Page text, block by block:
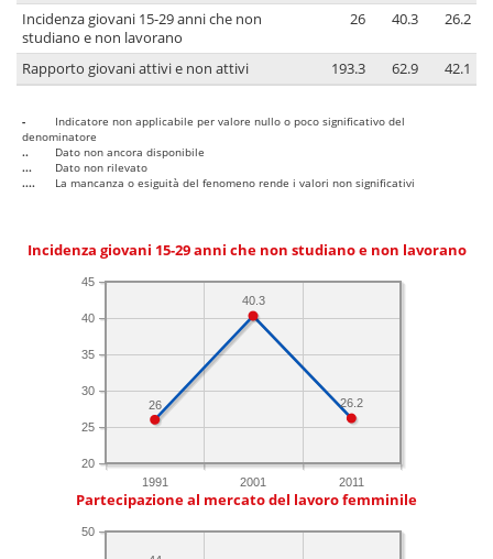
Incidenza giovani 15-29 anni che non
studiano e non lavorano
26 40.3 26.2
Rapporto giovani attivi e non attivi 193.3 62.9 42.1
-
Indicatore non applicabile per valore nullo o poco significativo del
denominatore
..
Dato non ancora disponibile
...
Dato non rilevato
....
La mancanza o esiguità del fenomeno rende i valori non significativi
Incidenza giovani 15-29 anni che non studiano e non lavorano
1991 2001 2011
20
25
30
35
40
45
26.2
40.3
26
Partecipazione al mercato del lavoro femminile
50